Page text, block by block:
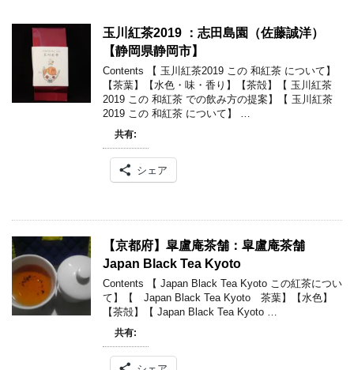
玉川紅茶2019 ：志田島園（佐藤誠洋）
【静岡県静岡市】
Contents 【 玉川紅茶2019 この 和紅茶 について】
【茶葉】【水色・味・香り】【茶殻】【 玉川紅茶
2019 この 和紅茶 での飲み方の提案】【 玉川紅茶
2019 この 和紅茶 について】 …
共有:
シェア
【京都府】皐盧庵茶舗：皐盧庵茶舗
Japan Black Tea Kyoto
Contents 【 Japan Black Tea Kyoto この紅茶につい
て】【 Japan Black Tea Kyoto 茶葉】【水色】
【茶殻】【 Japan Black Tea Kyoto …
共有: